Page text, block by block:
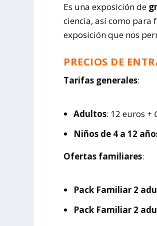
Es una exposición de
ciencia, así como para
exposición que nos
PRECIOS DE
Tarifas generales:
Adultos: 12 euros +
Niños de 4 a 12
Ofertas familiares:
Pack Familiar 2
Pack Familiar 2